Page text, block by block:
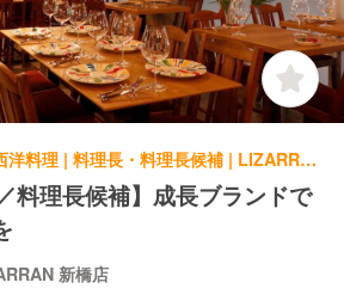
スペイン料理, 洋食・西洋料理 | 料理長・料理長候補 | LIZARRAN LIZARRAN 新橋店
料理長候補】成長ブランドで
新橋店